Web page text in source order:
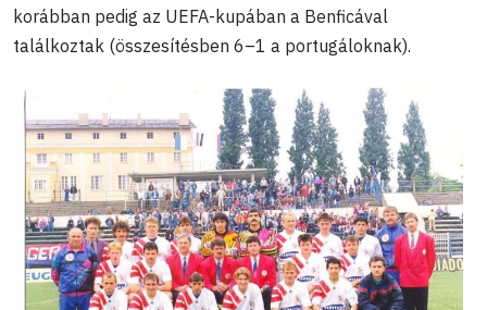
korábban pedig az UEFA-kupában a Benficával
találkoztak (összesítésben 6–1 a portugáloknak).